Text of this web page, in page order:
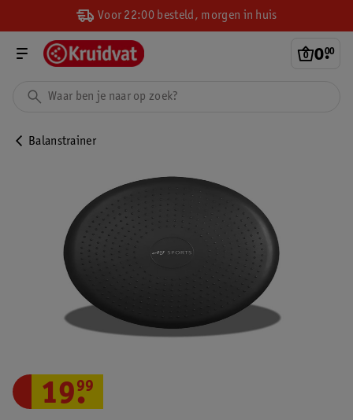
Voor 22:00 besteld, morgen in huis
0.
00
Balanstrainer
19.
99